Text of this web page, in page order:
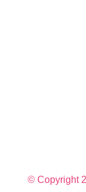
© Copyright